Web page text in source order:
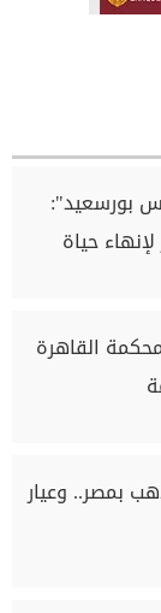
بورسعيد":
حياة
القاهرة
بمصر.. وعيار